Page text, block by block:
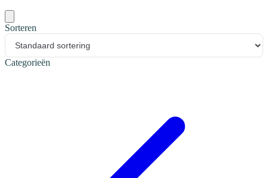
Sorteren
Categorieën